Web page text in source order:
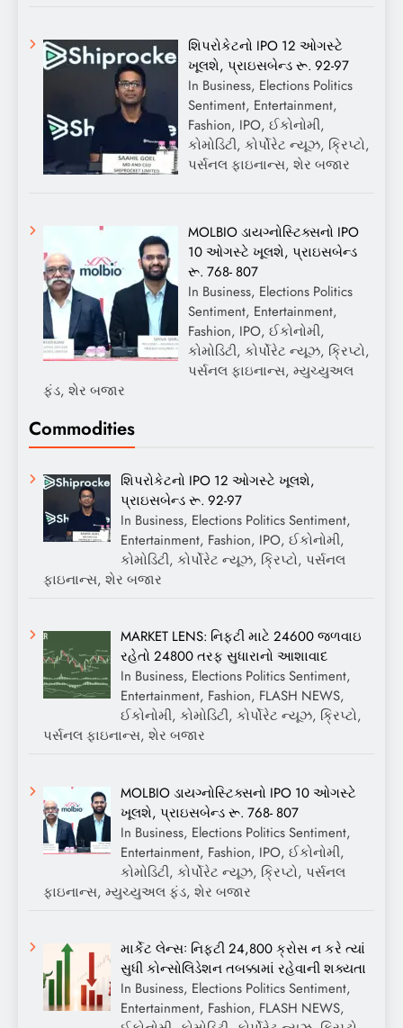
શિપરોકેટનો IPO 12 ઓગસ્ટે
ખૂલશે, પ્રાઇસબેન્ડ રૂ. 92-97
In Business, Elections Politics
Sentiment, Entertainment,
Fashion, IPO, ઈકોનોમી,
કોમોડિટી, કોર્પોરેટ ન્યૂઝ, ક્રિપ્ટો,
પર્સનલ ફાઇનાન્સ, શેર બજાર
MOLBIO ડાયગ્નોસ્ટિક્સનો IPO
10 ઓગસ્ટે ખૂલશે, પ્રાઇસબેન્ડ
રૂ. 768- 807
In Business, Elections Politics
Sentiment, Entertainment,
Fashion, IPO, ઈકોનોમી,
કોમોડિટી, કોર્પોરેટ ન્યૂઝ, ક્રિપ્ટો,
પર્સનલ ફાઇનાન્સ, મ્યુચ્યુઅલ
ફંડ, શેર બજાર
Commodities
શિપરોકેટનો IPO 12 ઓગસ્ટે ખૂલશે,
પ્રાઇસબેન્ડ રૂ. 92-97
In Business, Elections Politics Sentiment,
Entertainment, Fashion, IPO, ઈકોનોમી,
કોમોડિટી, કોર્પોરેટ ન્યૂઝ, ક્રિપ્ટો, પર્સનલ
ફાઇનાન્સ, શેર બજાર
MARKET LENS: નિફ્ટી માટે 24600 જળવાઇ
રહેતો 24800 તરફ સુધારાનો આશાવાદ
In Business, Elections Politics Sentiment,
Entertainment, Fashion, FLASH NEWS,
ઈકોનોમી, કોમોડિટી, કોર્પોરેટ ન્યૂઝ, ક્રિપ્ટો,
પર્સનલ ફાઇનાન્સ, શેર બજાર
MOLBIO ડાયગ્નોસ્ટિક્સનો IPO 10 ઓગસ્ટે
ખૂલશે, પ્રાઇસબેન્ડ રૂ. 768- 807
In Business, Elections Politics Sentiment,
Entertainment, Fashion, IPO, ઈકોનોમી,
કોમોડિટી, કોર્પોરેટ ન્યૂઝ, ક્રિપ્ટો, પર્સનલ
ફાઇનાન્સ, મ્યુચ્યુઅલ ફંડ, શેર બજાર
માર્કેટ લેન્સઃ નિફ્ટી 24,800 ક્રોસ ન કરે ત્યાં
સુધી કોન્સોલિડેશન તબક્કામાં રહેવાની શક્યતા
In Business, Elections Politics Sentiment,
Entertainment, Fashion, FLASH NEWS,